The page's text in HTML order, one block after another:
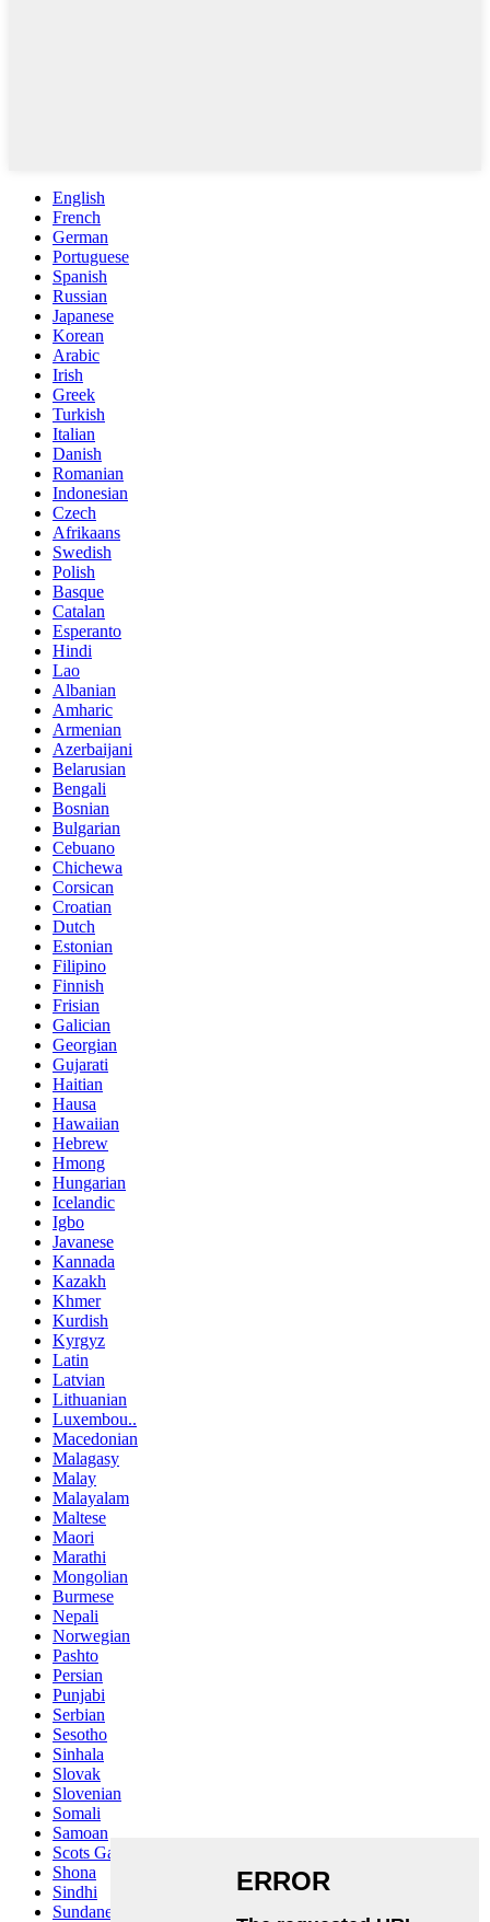
English
French
German
Portuguese
Spanish
Russian
Japanese
Korean
Arabic
Irish
Greek
Turkish
Italian
Danish
Romanian
Indonesian
Czech
Afrikaans
Swedish
Polish
Basque
Catalan
Esperanto
Hindi
Lao
Albanian
Amharic
Armenian
Azerbaijani
Belarusian
Bengali
Bosnian
Bulgarian
Cebuano
Chichewa
Corsican
Croatian
Dutch
Estonian
Filipino
Finnish
Frisian
Galician
Georgian
Gujarati
Haitian
Hausa
Hawaiian
Hebrew
Hmong
Hungarian
Icelandic
Igbo
Javanese
Kannada
Kazakh
Khmer
Kurdish
Kyrgyz
Latin
Latvian
Lithuanian
Luxembou..
Macedonian
Malagasy
Malay
Malayalam
Maltese
Maori
Marathi
Mongolian
Burmese
Nepali
Norwegian
Pashto
Persian
Punjabi
Serbian
Sesotho
Sinhala
Slovak
Slovenian
Somali
Samoan
Scots Gaelic
Shona
Sindhi
Sundanese